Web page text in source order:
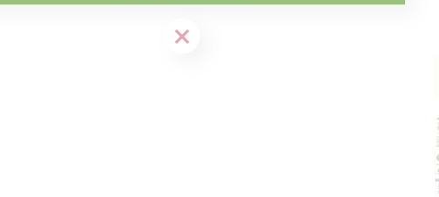
お問い合わせはこちら